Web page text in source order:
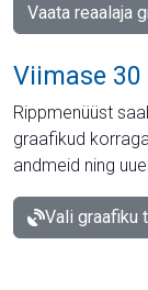
Vaata reaalaja
Viimase 30
Rippmenüüst
graafikud
andmeid ning
Vali graafiku